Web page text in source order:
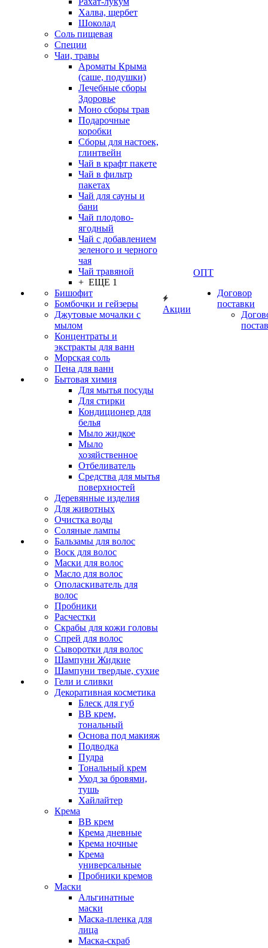
Халва, щербет
Шоколад
Соль пищевая
Специи
Чаи, травы
Ароматы Крыма
(саше, подушки)
Лечебные сборы
Здоровье
Моно сборы трав
Подарочные
коробки
Сборы для настоек,
глинтвейн
Чай в крафт пакете
Чай в фильтр
пакетах
Чай для сауны и
бани
Чай плодово-
ягодный
Чай с добавлением
зеленого и черного
чая
Чай травяной
+ ЕЩЕ 1
Бишофит
Бомбочки и гейзеры
Джутовые мочалки с
мылом
Концентраты и
экстракты для ванн
Морская соль
Пена для ванн
Бытовая химия
Для мытья посуды
Для стирки
Кондиционер для
белья
Мыло жидкое
Мыло
хозяйственное
Отбеливатель
Средства для мытья
поверхностей
Деревянные изделия
Для животных
Очистка воды
Соляные лампы
Бальзамы для волос
Воск для волос
Маски для волос
Масло для волос
Ополаскиватель для
волос
Пробники
Расчестки
Скрабы для кожи головы
Спрей для волос
Сыворотки для волос
Шампуни Жидкие
Шампуни твердые, сухие
Гели и сливки
Декоративная косметика
Блеск для губ
ВВ крем,
тональный
Основа под макияж
Подводка
Пудра
Тональный крем
Уход за бровями,
тушь
Хайлайтер
Крема
ВВ крем
Крема дневные
Крема ночные
Крема
универсальные
Пробники кремов
Маски
Альгинатные
маски
Маска-пленка для
лица
Маска-скраб
Акции
ОПТ
Договор
поставки